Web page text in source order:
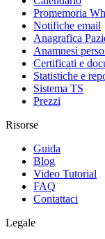
Promemoria
Notifiche email
Anagrafica
Anamnesi
Certificati e
Statistiche e
Sistema TS
Prezzi
Risorse
Guida
Blog
Video Tutorial
FAQ
Contattaci
Legale